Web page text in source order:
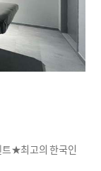
★최고의 한국인